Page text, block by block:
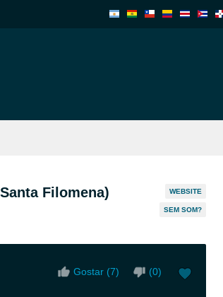
Filomena) WEBSITE
SEM SOM?
Gostar (7) (0)